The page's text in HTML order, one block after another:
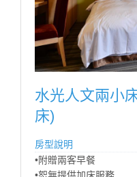
房型設備
水光人文兩小
床)
房型說明
•附贈兩客早餐